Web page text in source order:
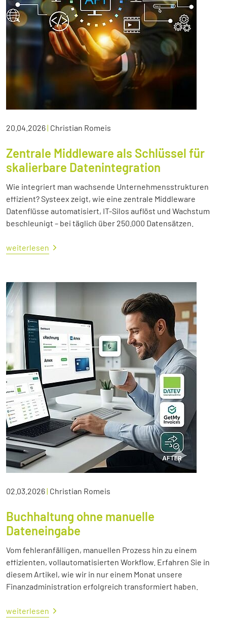
20.04.2026| Christian Romeis
Zentrale Middleware als Schlüssel für
skalierbare Datenintegration
Wie integriert man wachsende Unternehmensstrukturen
effizient? Systeex zeigt, wie eine zentrale Middleware
Datenflüsse automatisiert, IT-Silos auflöst und Wachstum
beschleunigt – bei täglich über 250.000 Datensätzen.
weiterlesen
02.03.2026| Christian Romeis
Buchhaltung ohne manuelle
Dateneingabe
Vom fehleranfälligen, manuellen Prozess hin zu einem
effizienten, vollautomatisierten Workflow. Erfahren Sie in
diesem Artikel, wie wir in nur einem Monat unsere
Finanzadministration erfolgreich transformiert haben.
weiterlesen